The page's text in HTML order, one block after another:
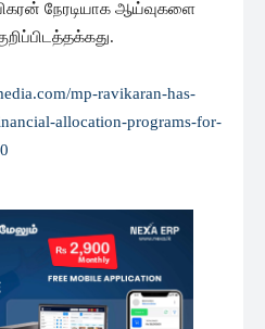
நேரடியாக ஆய்வுகளை
mp-ravikaran-has-
allocation-programs-for-